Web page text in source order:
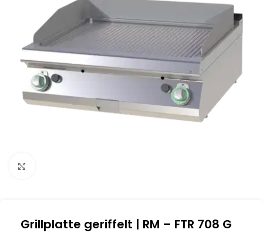
Grillplatte geriffelt | RM – FTR 708 G